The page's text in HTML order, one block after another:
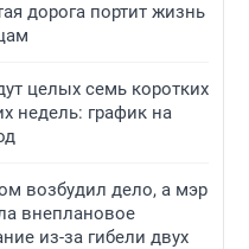
дорога портит жизнь
целых семь коротких
недель: график на
возбудил дело, а мэр
внеплановое
из-за гибели двух